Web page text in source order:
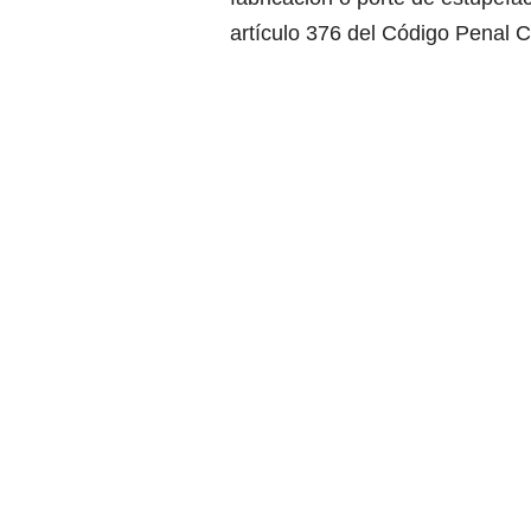
artículo 376 del Código Penal